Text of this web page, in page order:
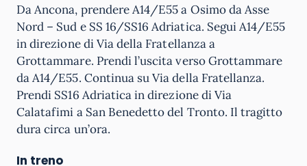
Da Ancona, prendere A14/E55 a Osimo da Asse
Nord – Sud e SS 16/SS16 Adriatica. Segui A14/E55
in direzione di Via della Fratellanza a
Grottammare. Prendi l’uscita verso Grottammare
da A14/E55. Continua su Via della Fratellanza.
Prendi SS16 Adriatica in direzione di Via
Calatafimi a San Benedetto del Tronto. Il tragitto
dura circa un’ora.
In treno